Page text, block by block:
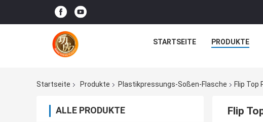
STARTSEITE PRODUKTE
Startseite Produkte Plastikpressungs-Soßen-Flasche Flip Top
ALLE PRODUKTE Flip